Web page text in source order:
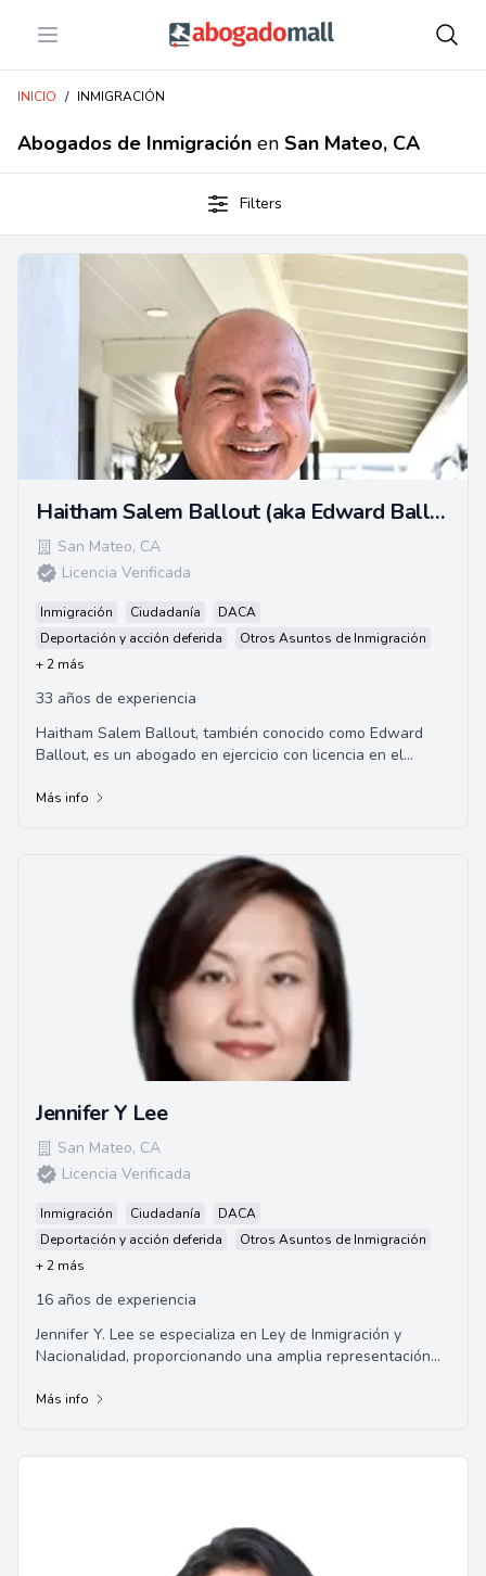
Open menu Abogadomall
INICIO / INMIGRACIÓN
Abogados de Inmigración en San Mateo, CA
Filters
Haitham Salem Ballout (aka Edward Ballout)
San Mateo, CA
Licencia Verificada
Inmigración Ciudadanía
DACA
Deportación y acción deferida
Otros Asuntos de Inmigración
+ 2 más
33 años de experiencia
Haitham Salem Ballout, también conocido como Edward
Ballout, es un abogado en ejercicio con licencia en el
Más info
Jennifer Y Lee
San Mateo, CA
Licencia Verificada
Inmigración Ciudadanía
DACA
Deportación y acción deferida
Otros Asuntos de Inmigración
+ 2 más
16 años de experiencia
Jennifer Y. Lee se especializa en Ley de Inmigración y
Nacionalidad, proporcionando una amplia representación
Más info